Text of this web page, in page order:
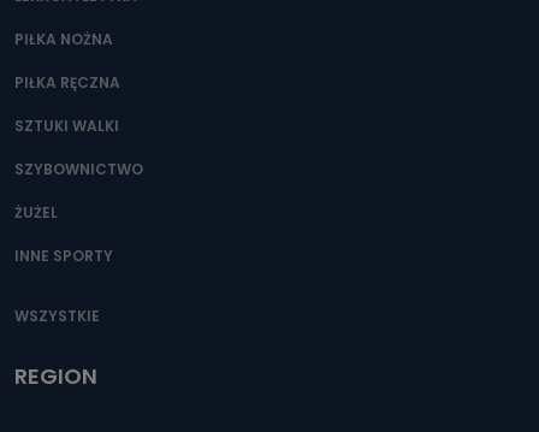
PIŁKA NOŻNA
PIŁKA RĘCZNA
SZTUKI WALKI
SZYBOWNICTWO
ŻUŻEL
INNE SPORTY
WSZYSTKIE
REGION